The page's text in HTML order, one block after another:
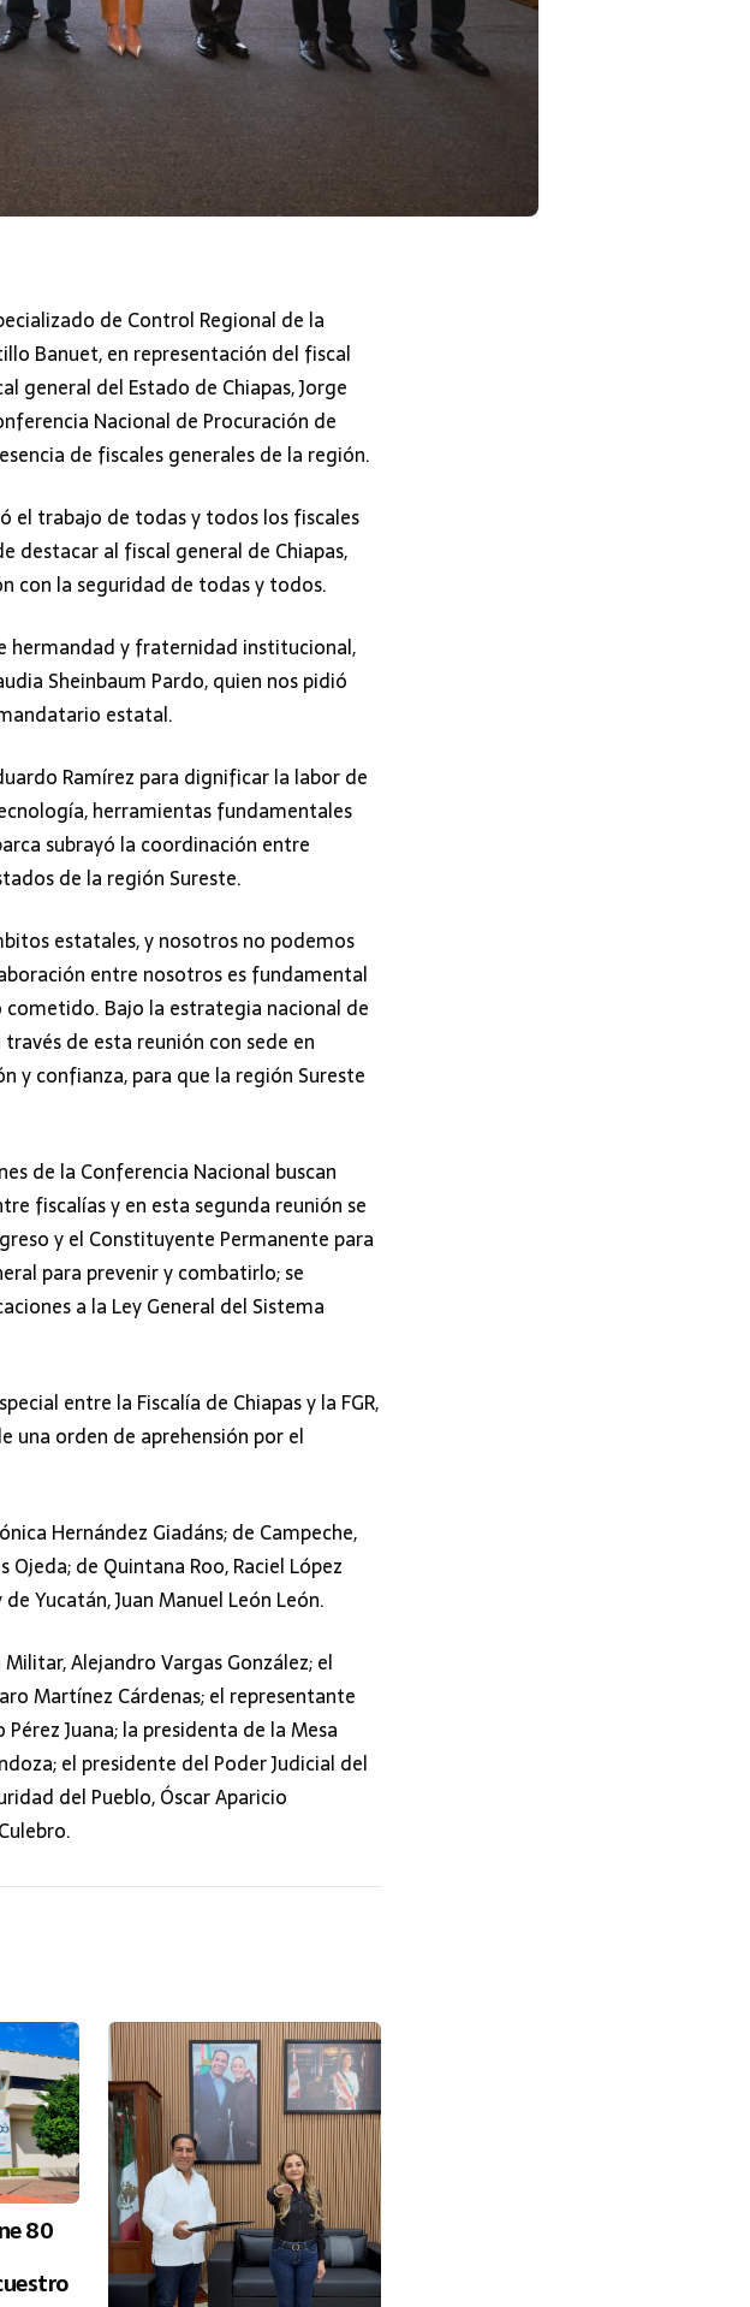
de Control Regional de la
Banuet, en representación del fiscal
general del Estado de Chiapas, Jorge
Nacional de Procuración de
de fiscales generales de la región.
el trabajo de todas y todos los fiscales
destacar al fiscal general de Chiapas,
con la seguridad de todas y todos.
hermandad y fraternidad institucional,
Sheinbaum Pardo, quien nos pidió
estatal.
Ramírez para dignificar la labor de
herramientas fundamentales
subrayó la coordinación entre
de la región Sureste.
estatales, y nosotros no podemos
entre nosotros es fundamental
Bajo la estrategia nacional de
de esta reunión con sede en
y confianza, para que la región Sureste
de la Conferencia Nacional buscan
fiscalías y en esta segunda reunión se
y el Constituyente Permanente para
para prevenir y combatirlo; se
a la Ley General del Sistema
entre la Fiscalía de Chiapas y la FGR,
una orden de aprehensión por el
Hernández Giadáns; de Campeche,
Ojeda; de Quintana Roo, Raciel López
Yucatán, Juan Manuel León León.
Alejandro Vargas González; el
Martínez Cárdenas; el representante
Juana; la presidenta de la Mesa
el presidente del Poder Judicial del
del Pueblo, Óscar Aparicio
80